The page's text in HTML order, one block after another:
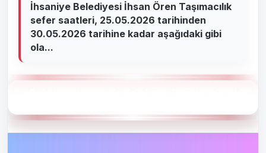
İhsaniye Belediyesi İhsan Ören Taşımacılık
sefer saatleri, 25.05.2026 tarihinden
30.05.2026 tarihine kadar aşağıdaki gibi
ola...